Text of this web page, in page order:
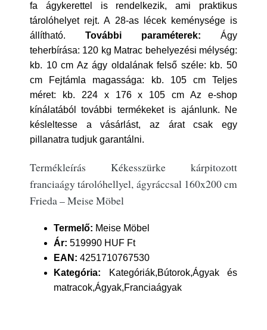
fa ágykerettel is rendelkezik, ami praktikus
tárolóhelyet rejt. A 28-as lécek keménysége is
állítható. További paraméterek: Ágy
teherbírása: 120 kg Matrac behelyezési mélység:
kb. 10 cm Az ágy oldalának felső széle: kb. 50
cm Fejtámla magassága: kb. 105 cm Teljes
méret: kb. 224 x 176 x 105 cm Az e-shop
kínálatából további termékeket is ajánlunk. Ne
késleltesse a vásárlást, az árat csak egy
pillanatra tudjuk garantálni.
Termékleírás Kékesszürke kárpitozott
franciaágy tárolóhellyel, ágyráccsal 160x200 cm
Frieda – Meise Möbel
Termelő: Meise Möbel
Ár: 519990 HUF Ft
EAN: 4251710767530
Kategória: Kategóriák,Bútorok,Ágyak és
matracok,Ágyak,Franciaágyak